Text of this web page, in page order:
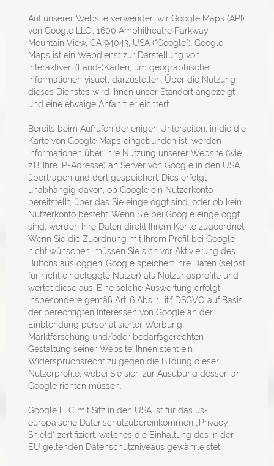
Auf unserer Website verwenden wir Google Maps (API)
von Google LLC., 1600 Amphitheatre Parkway,
Mountain View, CA 94043, USA (“Google”). Google
Maps ist ein Webdienst zur Darstellung von
interaktiven (Land-)Karten, um geographische
Informationen visuell darzustellen. Über die Nutzung
dieses Dienstes wird Ihnen unser Standort angezeigt
und eine etwaige Anfahrt erleichtert.
Bereits beim Aufrufen derjenigen Unterseiten, in die die
Karte von Google Maps eingebunden ist, werden
Informationen über Ihre Nutzung unserer Website (wie
z.B. Ihre IP-Adresse) an Server von Google in den USA
übertragen und dort gespeichert. Dies erfolgt
unabhängig davon, ob Google ein Nutzerkonto
bereitstellt, über das Sie eingeloggt sind, oder ob kein
Nutzerkonto besteht. Wenn Sie bei Google eingeloggt
sind, werden Ihre Daten direkt Ihrem Konto zugeordnet.
Wenn Sie die Zuordnung mit Ihrem Profil bei Google
nicht wünschen, müssen Sie sich vor Aktivierung des
Buttons ausloggen. Google speichert Ihre Daten (selbst
für nicht eingeloggte Nutzer) als Nutzungsprofile und
wertet diese aus. Eine solche Auswertung erfolgt
insbesondere gemäß Art. 6 Abs. 1 lit.f DSGVO auf Basis
der berechtigten Interessen von Google an der
Einblendung personalisierter Werbung,
Marktforschung und/oder bedarfsgerechten
Gestaltung seiner Website. Ihnen steht ein
Widerspruchsrecht zu gegen die Bildung dieser
Nutzerprofile, wobei Sie sich zur Ausübung dessen an
Google richten müssen.
Google LLC mit Sitz in den USA ist für das us-
europäische Datenschutzübereinkommen „Privacy
Shield“ zertifiziert, welches die Einhaltung des in der
EU geltenden Datenschutzniveaus gewährleistet.